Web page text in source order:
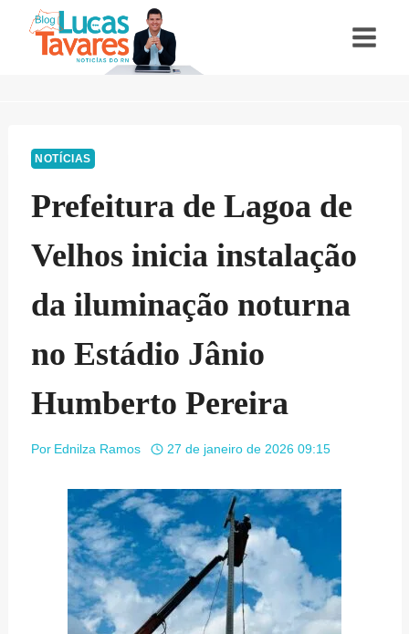
NOTÍCIAS
Prefeitura de Lagoa de
Velhos inicia instalação
da iluminação noturna
no Estádio Jânio
Humberto Pereira
Por Ednilza Ramos 27 de janeiro de 2026 09:15